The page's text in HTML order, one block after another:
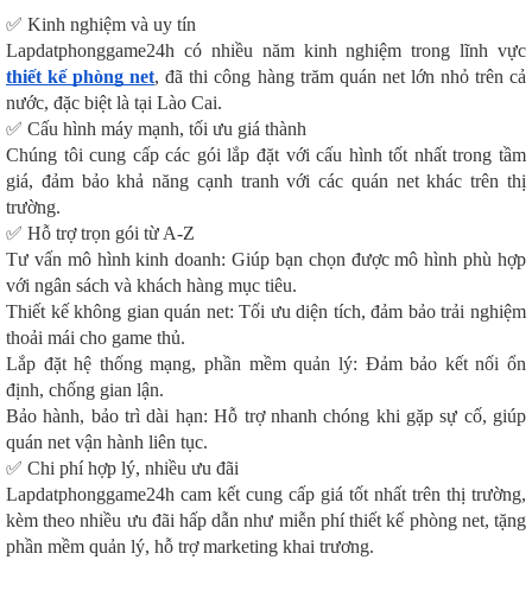
✅ Kinh nghiệm và uy tín
Lapdatphonggame24h có nhiều năm kinh nghiệm trong lĩnh vực
thiết kế phòng net, đã thi công hàng trăm quán net lớn nhỏ trên cả
nước, đặc biệt là tại Lào Cai.
✅ Cấu hình máy mạnh, tối ưu giá thành
Chúng tôi cung cấp các gói lắp đặt với cấu hình tốt nhất trong tầm
giá, đảm bảo khả năng cạnh tranh với các quán net khác trên thị
trường.
✅ Hỗ trợ trọn gói từ A-Z
Tư vấn mô hình kinh doanh: Giúp bạn chọn được mô hình phù hợp
với ngân sách và khách hàng mục tiêu.
Thiết kế không gian quán net: Tối ưu diện tích, đảm bảo trải nghiệm
thoải mái cho game thủ.
Lắp đặt hệ thống mạng, phần mềm quản lý: Đảm bảo kết nối ổn
định, chống gian lận.
Bảo hành, bảo trì dài hạn: Hỗ trợ nhanh chóng khi gặp sự cố, giúp
quán net vận hành liên tục.
✅ Chi phí hợp lý, nhiều ưu đãi
Lapdatphonggame24h cam kết cung cấp giá tốt nhất trên thị trường,
kèm theo nhiều ưu đãi hấp dẫn như miễn phí thiết kế phòng net, tặng
phần mềm quản lý, hỗ trợ marketing khai trương.